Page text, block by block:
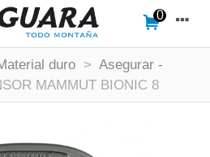
0
duro > Asegurar -
MAMMUT BIONIC 8